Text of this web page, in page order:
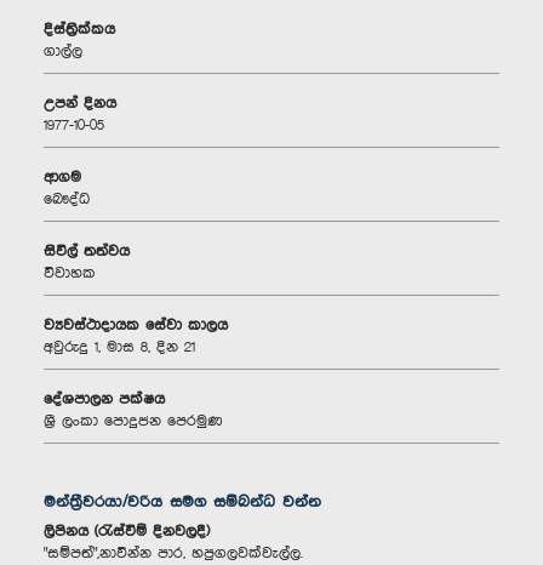
දිස්ත්‍රික්කය
ගාල්ල
උපන් දිනය
1977-10-05
ආගම
බෞද්ධ
සිවිල් තත්වය
විවාහක
ව්‍යවස්ථාදායක සේවා කාලය
අවුරුදු 1, මාස 8, දින 21
දේශපාලන පක්ෂය
ශ්‍රී ලංකා පොදුජන පෙරමුණ
මන්ත්‍රීවරයා/වරිය සමග සම්බන්ධ වන්න
ලිපිනය (රැස්වීම් දිනවලදී)
"සම්පත්",නාවින්න පාර, හපුගලවක්වැල්ල.